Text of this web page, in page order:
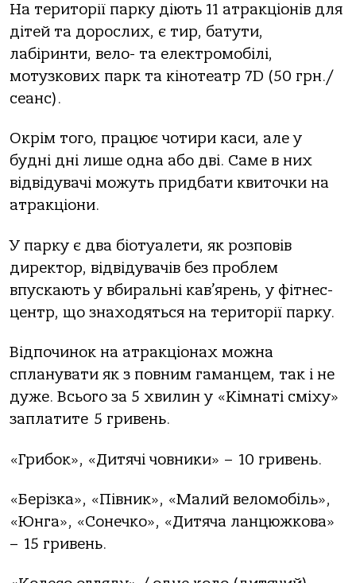
На території парку діють 11 атракціонів для
дітей та дорослих, є тир, батути,
лабіринти, вело- та електромобілі,
мотузкових парк та кінотеатр 7D (50 грн./
сеанс).
Окрім того, працює чотири каси, але у
будні дні лише одна або дві. Саме в них
відвідувачі можуть придбати квиточки на
атракціони.
У парку є два біотуалети, як розповів
директор, відвідувачів без проблем
впускають у вбиральні кав’ярень, у фітнес-
центр, що знаходяться на території парку.
Відпочинок на атракціонах можна
спланувати як з повним гаманцем, так і не
дуже. Всього за 5 хвилин у «Кімнаті сміху»
заплатите 5 гривень.
«Грибок», «Дитячі човники» – 10 гривень.
«Берізка», «Півник», «Малий веломобіль»,
«Юнга», «Сонечко», «Дитяча ланцюжкова»
– 15 гривень.